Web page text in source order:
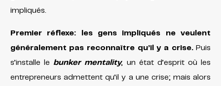
impliqués.
Premier réflexe: les gens impliqués ne veulent
généralement pas reconnaître qu’il y a crise.Puis
s’installe le bunker mentality, un état d’esprit où les
entrepreneurs admettent qu’il y a une crise; mais alors